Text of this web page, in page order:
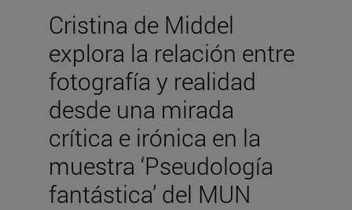
Cristina de Middel
explora la relación entre
fotografía y realidad
desde una mirada
crítica e irónica en la
muestra ‘Pseudología
fantástica’ del MUN